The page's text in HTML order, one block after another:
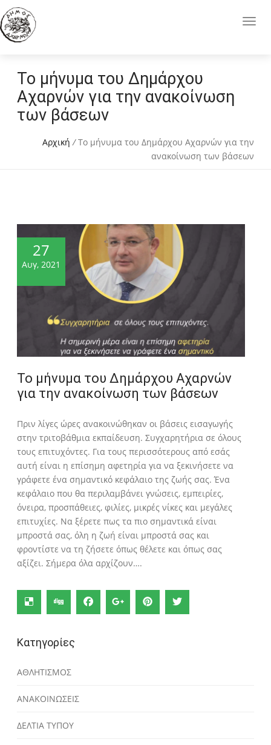
Το μήνυμα του Δημάρχου
Αχαρνών για την ανακοίνωση
των βάσεων
Αρχική /Το μήνυμα του Δημάρχου Αχαρνών για την
ανακοίνωση των βάσεων
27
Αυγ, 2021
Το μήνυμα του Δημάρχου Αχαρνών
για την ανακοίνωση των βάσεων
Πριν λίγες ώρες ανακοινώθηκαν οι βάσεις εισαγωγής
στην τριτοβάθμια εκπαίδευση. Συγχαρητήρια σε όλους
τους επιτυχόντες. Για τους περισσότερους από εσάς
αυτή είναι η επίσημη αφετηρία για να ξεκινήσετε να
γράφετε ένα σημαντικό κεφάλαιο της ζωής σας. Ένα
κεφάλαιο που θα περιλαμβάνει γνώσεις, εμπειρίες,
όνειρα, προσπάθειες, φιλίες, μικρές νίκες και μεγάλες
επιτυχίες. Να ξέρετε πως τα πιο σημαντικά είναι
μπροστά σας, όλη η ζωή είναι μπροστά σας και
φροντίστε να τη ζήσετε όπως θέλετε και όπως σας
αξίζει. Σήμερα όλα αρχίζουν….
Κατηγορίες
ΑΘΛΗΤΙΣΜΟΣ
ΑΝΑΚΟΙΝΩΣΕΙΣ
ΔΕΛΤΙΑ ΤΥΠΟΥ